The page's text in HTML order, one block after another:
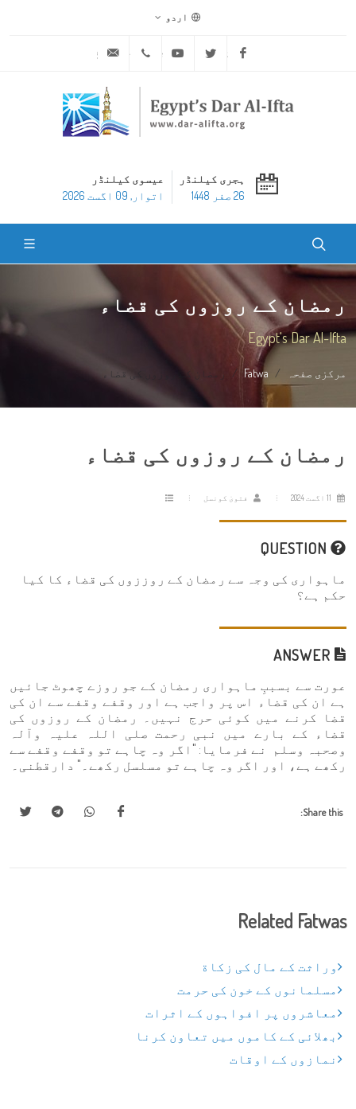
اردو
Facebook
Twitter
Youtube
ہجری کیلنڈر
26 صفر 1448
عیسوی کیلنڈر
اتوار, 09 اگست 2026
رمضان کے روزوں کی قضاء
Egypt's Dar Al-Ifta
مرکزی صفحہ Fatwa رمضان کے روزوں کی قضاء
رمضان کے روزوں کی قضاء
فتویٰ کونسل
ماہواری کی وجہ سے رمضان کے روززوں کی قضاء کا کیا
حکم ہے؟
عورت سے بسببِ ماہواری رمضان کے جو روزے چھوٹ جائیں
ہے ان کی قضاء اس پر واجب ہے اور وقفے وقفے سے ان کی
قضا کرنے میں کوئی حرج نہیں۔ رمضان کے روزوں کی
قضاء کے بارے میں نبی رحمت صلی اللہ علیہ وآلہ
وصحبہ وسلم نے فرمایا: "اگر وہ چاہے تو وقفے وقفے سے
رکھے ہے، اور اگر وہ چاہے تو مسلسل رکھے۔" دارقطنی۔
Share this:
Related Fatwas
وراثت کے مال کی زکاة
مسلمانوں کے خون کی حرمت
معاشروں پر افواہوں کے اثرات
بھلائی کے کاموں میں تعاون کرنا
نمازوں کے اوقات